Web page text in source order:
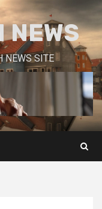
NEWS
NEWS SITE